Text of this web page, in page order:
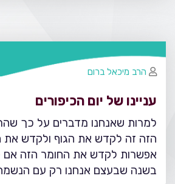
עניינו של יום הכיפורים
למרות שאנחנו מדברים על כך
הזה זה לקדש את הגוף ולקדש את
אפשרות לקדש את החומר הזה אם
בשנה שבעצם אנחנו רק עם
הרב מיכאל ברום